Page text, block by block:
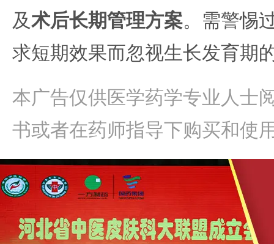
及术后长期管理方案。需警惕
求短期效果而忽视生长发育期
本广告仅供医学药学专业人士
书或者在药师指导下购买和使